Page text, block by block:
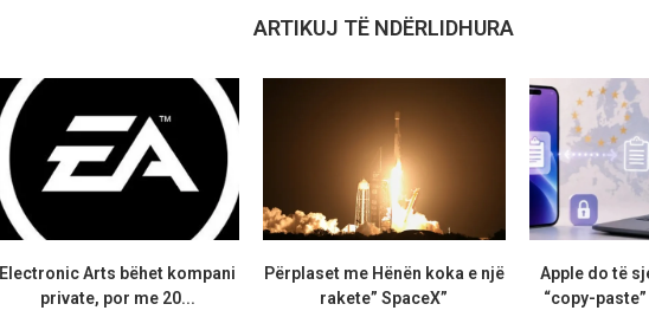
ARTIKUJ TË NDËRLIDHURA
Electronic Arts bëhet kompani
private, por me 20...
Përplaset me Hënën koka e një
rakete” SpaceX”
Apple do të
“copy-